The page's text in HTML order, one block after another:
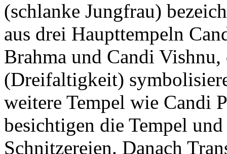
(schlanke Jungfrau)
aus drei Haupttempeln
Brahma und Candi
(Dreifaltigkeit)
weitere Tempel wie Candi
besichtigen die Tempel
Schnitzereien. Danach